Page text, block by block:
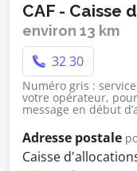
CAF - Caisse
environ 13 km
32 30
Numéro gris :
votre opérateur,
message en début
Adresse postale
Caisse